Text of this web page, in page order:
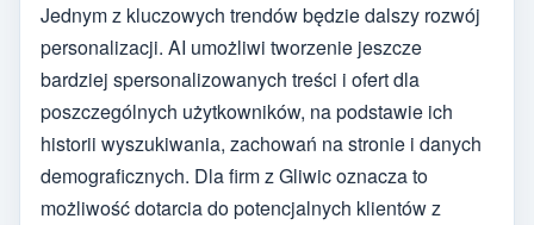
Jednym z kluczowych trendów będzie dalszy rozwój
personalizacji. AI umożliwi tworzenie jeszcze
bardziej spersonalizowanych treści i ofert dla
poszczególnych użytkowników, na podstawie ich
historii wyszukiwania, zachowań na stronie i danych
demograficznych. Dla firm z Gliwic oznacza to
możliwość dotarcia do potencjalnych klientów z